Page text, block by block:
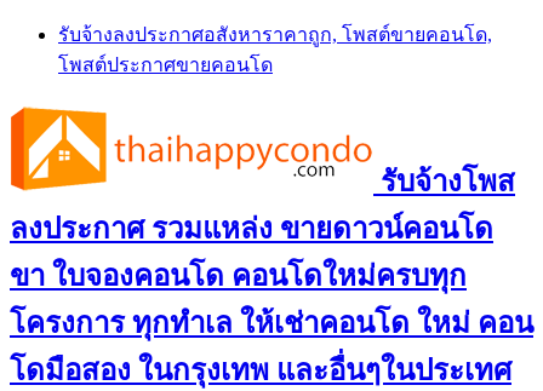
Skip
content
รับจ้างลงประกาศอสังหาราคาถูก, โพสต์ขายคอนโด,
โพสต์ประกาศขายคอนโด
รับจ้างโพส
ลงประกาศ รวมแหล่ง ขายดาวน์คอนโด
ขา ใบจองคอนโด คอนโดใหม่ครบทุก
โครงการ ทุกทำเล ให้เช่าคอนโด ใหม่ คอน
โดมือสอง ในกรุงเทพ และอื่นๆในประเทศ